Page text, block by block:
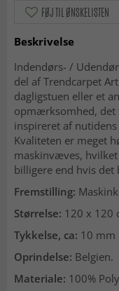
FØJ TIL ØNSKELISTEN
Beskrivelse
Indendørs- /
del af Trendcarpet
dagligstuen eller et
opmærksomhed,
inspireret af
Kvaliteten er meget
maskinvæves,
billigere end hvis det
Fremstilling:
Størrelse: 120 x 120
Tykkelse, ca: 10
Oprindelse: Belgien.
Materiale: 100%